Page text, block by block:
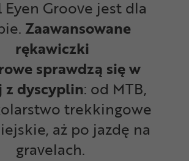
Groove jest dla
Zaawansowane
rękawiczki
sprawdzą się w
z dyscyplin: od MTB,
trekkingowe
aż po jazdę na
gravelach.